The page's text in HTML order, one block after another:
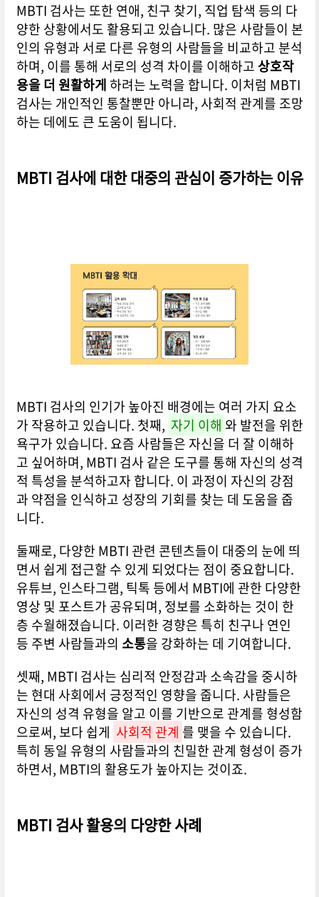
MBTI 검사는 또한 연애, 친구 찾기, 직업 탐색 등의 다
양한 상황에서도 활용되고 있습니다. 많은 사람들이 본
인의 유형과 서로 다른 유형의 사람들을 비교하고 분석
하며, 이를 통해 서로의 성격 차이를 이해하고상호작
용을 더 원활하게하려는 노력을 합니다. 이처럼 MBTI
검사는 개인적인 통찰뿐만 아니라, 사회적 관계를 조망
하는 데에도 큰 도움이 됩니다.
MBTI 검사에 대한 대중의 관심이 증가하는 이유
MBTI 검사의 인기가 높아진 배경에는 여러 가지 요소
가 작용하고 있습니다. 첫째, 자기 이해 와 발전을 위한
욕구가 있습니다. 요즘 사람들은 자신을 더 잘 이해하
고 싶어하며, MBTI 검사 같은 도구를 통해 자신의 성격
적 특성을 분석하고자 합니다. 이 과정이 자신의 강점
과 약점을 인식하고 성장의 기회를 찾는 데 도움을 줍
니다.
둘째로, 다양한 MBTI 관련 콘텐츠들이 대중의 눈에 띄
면서 쉽게 접근할 수 있게 되었다는 점이 중요합니다.
유튜브, 인스타그램, 틱톡 등에서 MBTI에 관한 다양한
영상 및 포스트가 공유되며, 정보를 소화하는 것이 한
층 수월해졌습니다. 이러한 경향은 특히 친구나 연인
등 주변 사람들과의 소통을 강화하는 데 기여합니다.
셋째, MBTI 검사는 심리적 안정감과 소속감을 중시하
는 현대 사회에서 긍정적인 영향을 줍니다. 사람들은
자신의 성격 유형을 알고 이를 기반으로 관계를 형성함
으로써, 보다 쉽게 사회적 관계 를 맺을 수 있습니다.
특히 동일 유형의 사람들과의 친밀한 관계 형성이 증가
하면서, MBTI의 활용도가 높아지는 것이죠.
MBTI 검사 활용의 다양한 사례